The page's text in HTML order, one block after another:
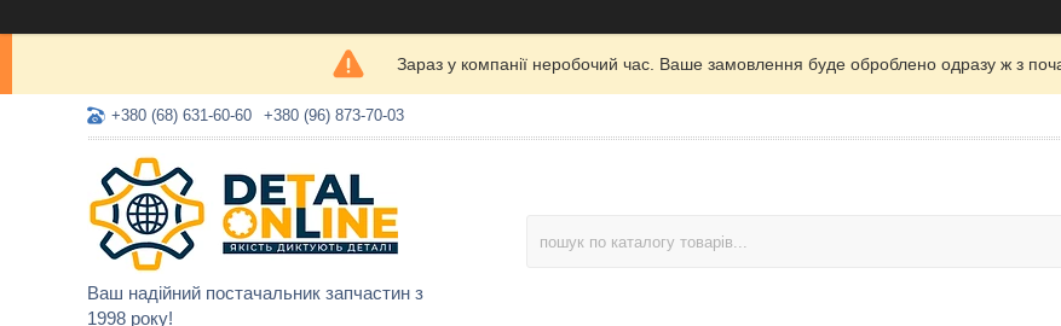
Зараз у компанії неробочий час. Ваше замовлення буде оброблено одразу ж з
+380 (68) 631-60-60 +380 (96) 873-70-03
Ваш надійний постачальник запчастин з
1998 року!